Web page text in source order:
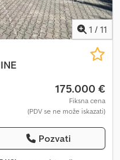
1 / 11
175.000 €
Fiksna cena
(PDV se ne može iskazati)
Pozvati